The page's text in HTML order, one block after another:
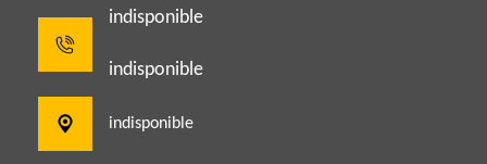
indisponible
indisponible
indisponible